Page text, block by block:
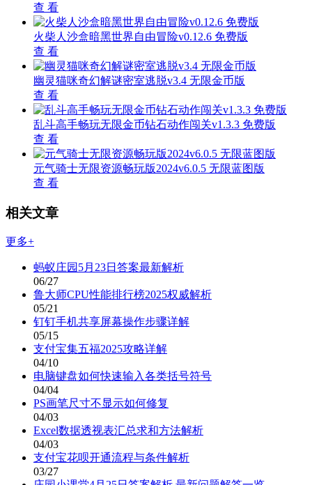
查 看
火柴人沙盒暗黑世界自由冒险v0.12.6 免费版
查 看
幽灵猫咪奇幻解谜密室逃脱v3.4 无限金币版
查 看
乱斗高手畅玩无限金币钻石动作闯关v1.3.3 免费版
查 看
元气骑士无限资源畅玩版2024v6.0.5 无限蓝图版
查 看
相关文章
更多+
蚂蚁庄园5月23日答案最新解析
06/27
鲁大师CPU性能排行榜2025权威解析
05/21
钉钉手机共享屏幕操作步骤详解
05/15
支付宝集五福2025攻略详解
04/10
电脑键盘如何快速输入各类括号符号
04/04
PS画笔尺寸不显示如何修复
04/03
Excel数据透视表汇总求和方法解析
04/03
支付宝花呗开通流程与条件解析
03/27